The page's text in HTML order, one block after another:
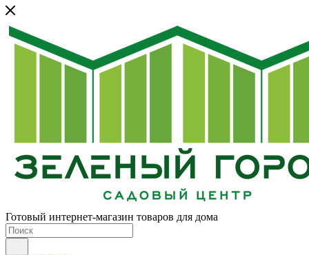
Готовый интернет-магазин товаров для дома